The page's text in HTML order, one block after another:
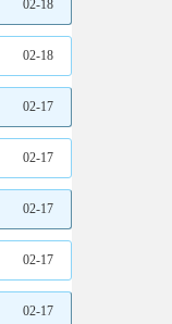
02-18
02-18
02-17
02-17
02-17
02-17
02-17